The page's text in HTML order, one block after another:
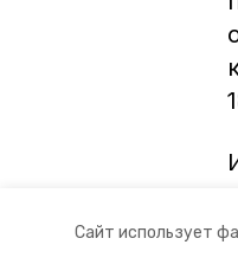
Сайт использует